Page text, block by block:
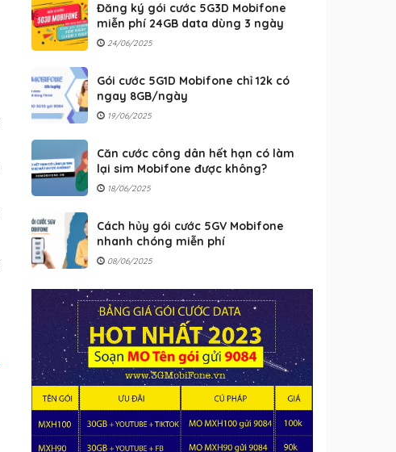
Đăng ký gói cước 5G3D Mobifone
miễn phí 24GB data dùng 3 ngày
24/06/2025
Gói cước 5G1D Mobifone chỉ 12k có
ngay 8GB/ngày
19/06/2025
Căn cước công dân hết hạn có làm
lại sim Mobifone được không?
18/06/2025
Cách hủy gói cước 5GV Mobifone
nhanh chóng miễn phí
08/06/2025